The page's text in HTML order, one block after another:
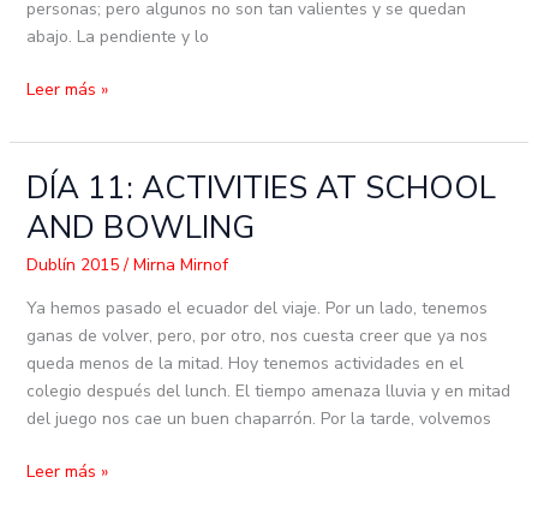
personas; pero algunos no son tan valientes y se quedan
abajo. La pendiente y lo
Leer más »
DÍA 11: ACTIVITIES AT SCHOOL
AND BOWLING
Dublín 2015/ Mirna Mirnof
Ya hemos pasado el ecuador del viaje. Por un lado, tenemos
ganas de volver, pero, por otro, nos cuesta creer que ya nos
queda menos de la mitad. Hoy tenemos actividades en el
colegio después del lunch. El tiempo amenaza lluvia y en mitad
del juego nos cae un buen chaparrón. Por la tarde, volvemos
DÍA
ACTIVITIES
AT
AND
BOWLING
Leer más »